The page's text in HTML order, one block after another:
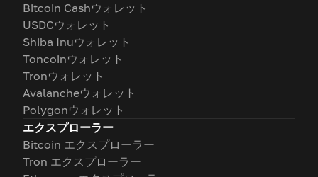
Bitcoin Cashウォレット
USDCウォレット
Shiba Inuウォレット
Toncoinウォレット
Tronウォレット
Avalancheウォレット
Polygonウォレット
エクスプローラー
Bitcoin エクスプローラー
Tron エクスプローラー